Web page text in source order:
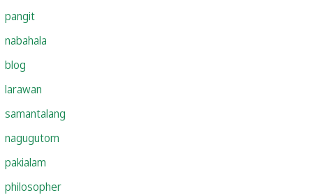
pangit
nabahala
blog
larawan
samantalang
nagugutom
pakialam
philosopher